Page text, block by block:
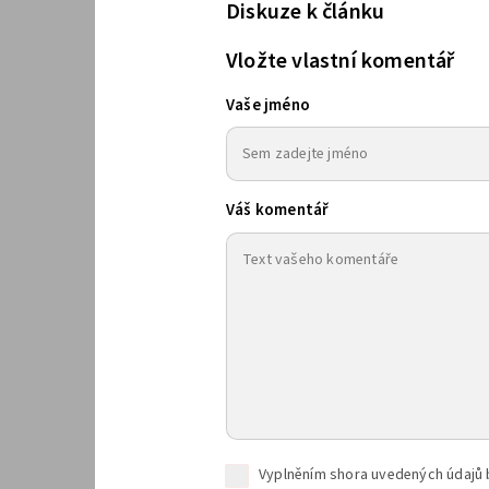
Diskuze k článku
Vložte vlastní komentář
Vaše jméno
Váš komentář